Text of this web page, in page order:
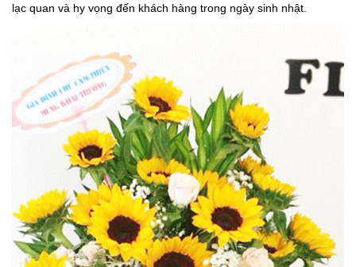
lạc quan và hy vọng đến khách hàng trong ngày sinh nhật.